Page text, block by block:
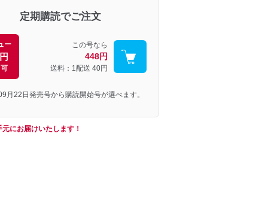
定期購読でご注文
ー この号なら
448円
送料：1配送 40円
月22日発売号から購読開始号が選べます。
にお届けいたします！